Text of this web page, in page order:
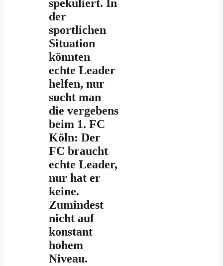
spekuliert. In
der
sportlichen
Situation
könnten
echte Leader
helfen, nur
sucht man
die vergebens
beim 1. FC
Köln: Der
FC braucht
echte Leader,
nur hat er
keine.
Zumindest
nicht auf
konstant
hohem
Niveau.